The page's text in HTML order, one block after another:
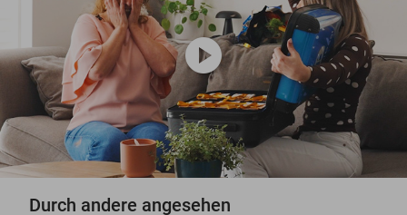
play_circle
Durch andere angesehen